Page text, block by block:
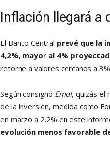
Inflación llegará a
El Banco Central prevé que la
4,2%, mayor al 4%
retorne a valores cercanos a
Según consignó Emol, quizás el
de la inversión, medida como
en marzo a 2,2% en este
evolución menos favorable